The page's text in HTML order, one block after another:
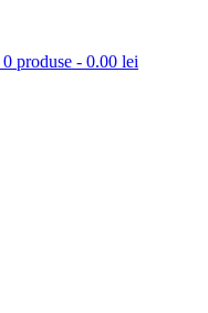
0 produse - 0.00 lei